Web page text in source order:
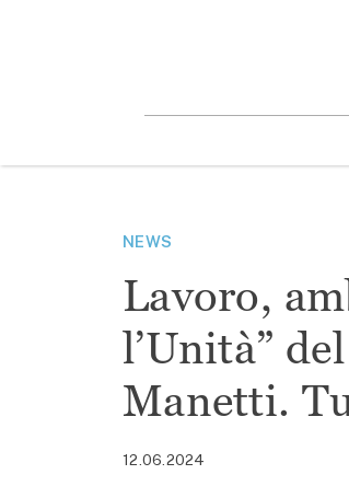
NEWS
Lavoro,
l’Unità”
Manetti.
12.06.2024